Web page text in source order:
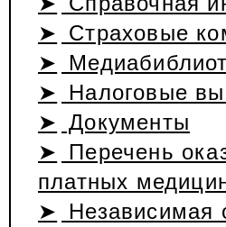
Страховые
Налоговые
Документы
Перечень
платных
Независимая